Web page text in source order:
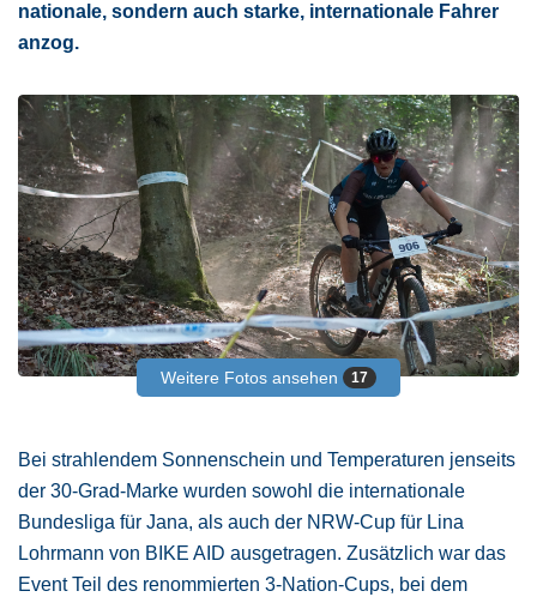
nationale, sondern auch starke, internationale Fahrer
anzog.
Weitere Fotos ansehen 17
Bei strahlendem Sonnenschein und Temperaturen jenseits
der 30-Grad-Marke wurden sowohl die internationale
Bundesliga für Jana, als auch der NRW-Cup für Lina
Lohrmann von BIKE AID ausgetragen. Zusätzlich war das
Event Teil des renommierten 3-Nation-Cups, bei dem